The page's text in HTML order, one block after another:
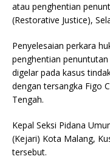
atau penghentian
(Restorative Justice),
Penyelesaian perkara
penghentian
digelar pada kasus
dengan tersangka Figo
Tengah.
Kepal Seksi Pidana
(Kejari) Kota Malang,
tersebut.